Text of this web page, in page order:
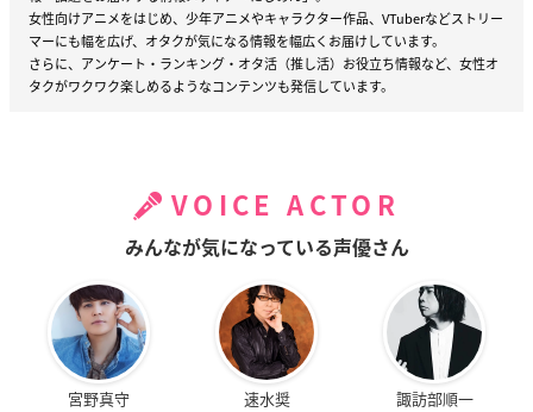
女性向けアニメをはじめ、少年アニメやキャラクター作品、VTuberなどストリー
マーにも幅を広げ、オタクが気になる情報を幅広くお届けしています。
さらに、アンケート・ランキング・オタ活（推し活）お役立ち情報など、女性オ
タクがワクワク楽しめるようなコンテンツも発信しています。
VOICE ACTOR
みんなが気になっている声優さん
宮野真守 速水奨 諏訪部順一